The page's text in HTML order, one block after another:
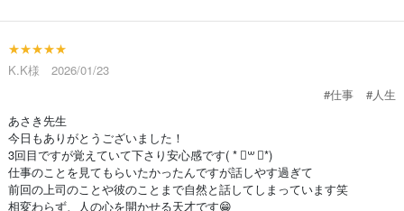
★★★★★
K.K様 2026/01/23
#仕事
#人生
あさき先生
今日もありがとうございました！
3回目ですが覚えていて下さり安心感です( * ॑꒳ ॑*)
仕事のことを見てもらいたかったんですが話しやす過ぎて
前回の上司のことや彼のことまで自然と話してしまっています笑
相変わらず、人の心を開かせる天才です😁